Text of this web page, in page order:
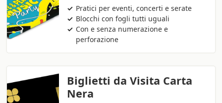
Pratici per eventi, concerti e serate
Blocchi con fogli tutti uguali
Con e senza numerazione e
perforazione
Biglietti da Visita Carta
Nera